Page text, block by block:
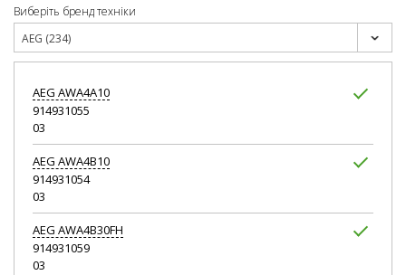
Виберіть бренд техніки
AEG (234)
AEG AWA4A10
914931055
03
AEG AWA4B10
914931054
03
AEG AWA4B30FH
914931059
03